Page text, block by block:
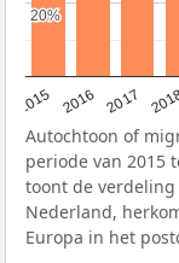
2015 2016 2017
20%
20%
Autochtoon of
periode van 2015
toont de
Nederland,
Europa in het